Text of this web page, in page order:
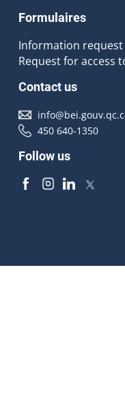
Formulaires
Information request
Request for access
Contact us
450 640-1350
Follow us